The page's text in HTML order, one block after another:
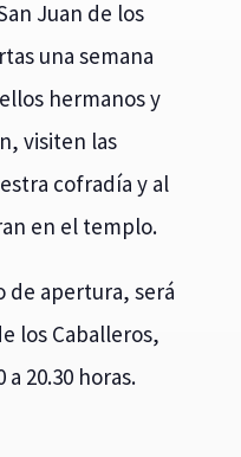
Juan de los
una semana
hermanos y
visiten las
cofradía y al
en el templo.
de apertura, será
los Caballeros,
a 20.30 horas.